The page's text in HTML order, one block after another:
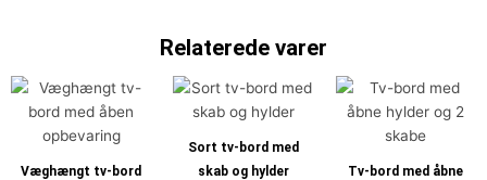
Relaterede varer
Væghængt tv-bord
Sort tv-bord med
skab og hylder
Tv-bord med åbne